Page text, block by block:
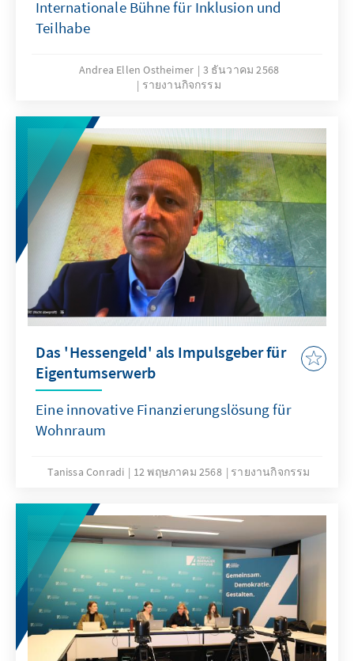
Internationale Bühne für Inklusion und
Teilhabe
Andrea Ellen Ostheimer
3 ธันวาคม 2568
รายงานกิจกรรม
Das 'Hessengeld' als Impulsgeber für
Eigentumserwerb
Eine innovative Finanzierungslösung für
Wohnraum
Tanissa Conradi 12 พฤษภาคม 2568 รายงานกิจกรรม